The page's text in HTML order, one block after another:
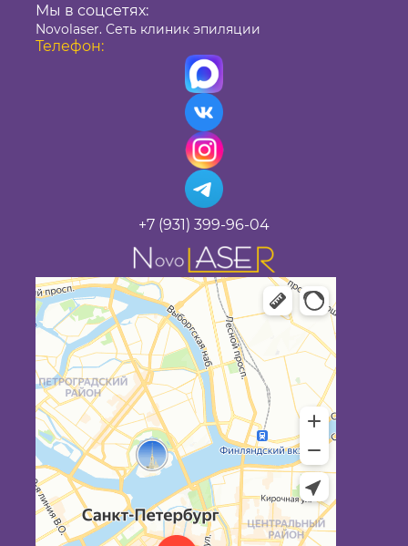
Мы в соцсетях:
Novolaser. Сеть клиник эпиляции
Телефон:
+7 (931) 399-96-04